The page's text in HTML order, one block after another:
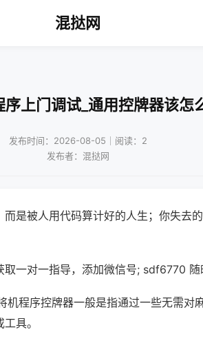
混挞网
上门调试_通用控牌器该怎
发布时间：2026-08-05｜阅读：2
发布者：混挞网
是被人用代码算计好的人生；你失去
一对一指导，添加微信号; sdf6770 随
机程序控牌器一般是指通过一些无需对
具。